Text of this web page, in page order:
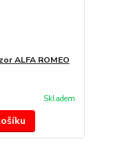
ALFA ROMEO
Skladem